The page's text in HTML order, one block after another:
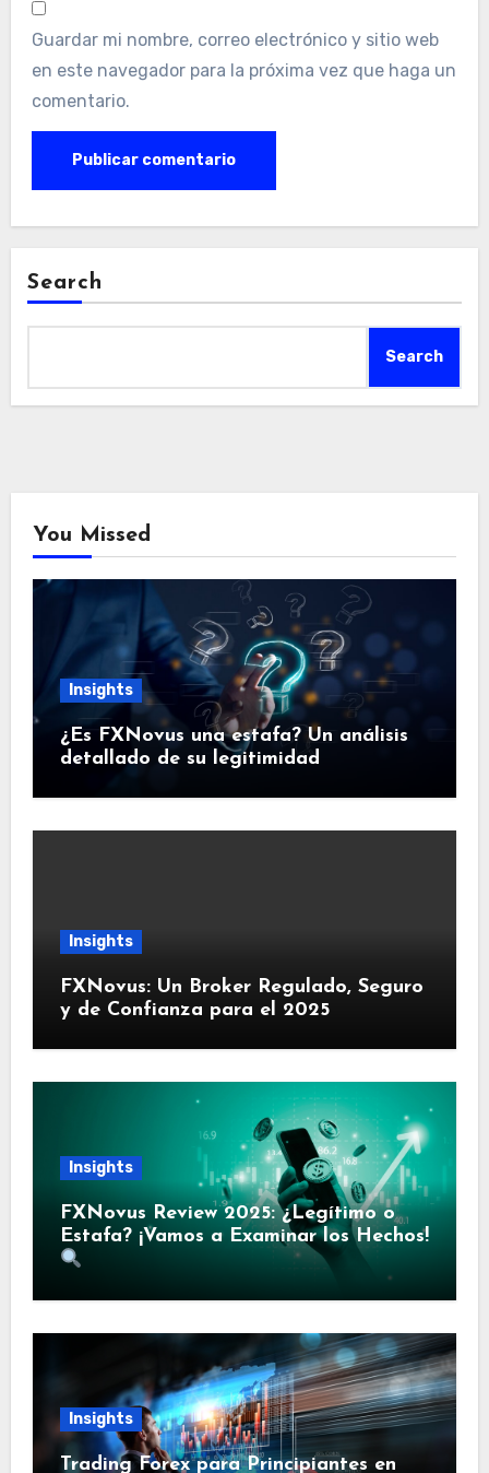
Guardar mi nombre, correo electrónico y sitio web
en este navegador para la próxima vez que haga un
comentario.
Search
Search
You Missed
Insights
¿Es FXNovus una estafa? Un análisis
detallado de su legitimidad
Insights
FXNovus: Un Broker Regulado, Seguro
y de Confianza para el 2025
Insights
FXNovus Review 2025: ¿Legítimo o
Estafa? ¡Vamos a Examinar los Hechos!
Insights
Trading Forex para Principiantes en